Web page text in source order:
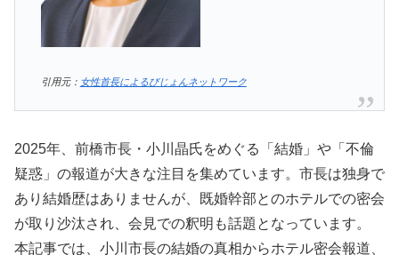
引用元： 女性首長によるびじょんネットワーク
2025年、前橋市長・小川晶氏をめぐる「結婚」や「不倫
疑惑」の報道が大きな注目を集めています。市長は独身で
あり結婚歴はありませんが、既婚幹部とのホテルでの密会
が取り沙汰され、会見での釈明も話題となっています。
本記事では、小川市長の結婚の真相からホテル密会報道、